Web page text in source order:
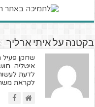
בקטנה על איתי ארליך
איטליה.
לדעת
לקראת